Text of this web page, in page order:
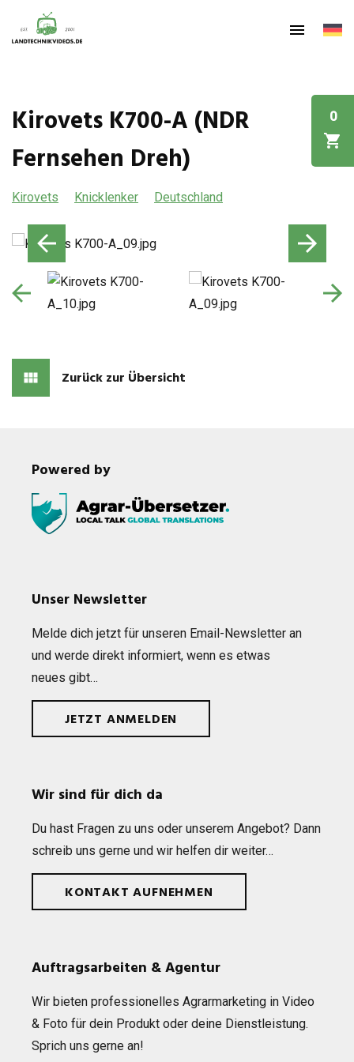
0
Kirovets K700-A (NDR
Fernsehen Dreh)
Kirovets Knicklenker Deutschland
Zurück zur Übersicht
Powered by
Unser Newsletter
Melde dich jetzt für unse­ren Email-News­let­ter an
und werde direkt infor­miert, wenn es etwas
neues gibt…
JETZT ANMELDEN
Wir sind für dich da
Du hast Fra­gen zu uns oder unse­rem Ange­bot? Dann
schreib uns gerne und wir hel­fen dir weiter…
KONTAKT AUFNEHMEN
Auftragsarbeiten & Agentur
Wir bie­ten pro­fes­sio­nel­les Agrar­mar­ke­ting in Video
& Foto für dein Pro­dukt oder deine Dienst­leis­tung.
Sprich uns gerne an!